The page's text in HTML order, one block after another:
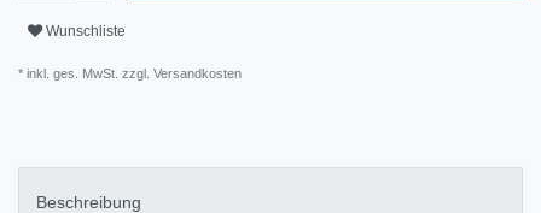
Wunschliste
* inkl. ges. MwSt. zzgl. Versandkosten
Beschreibung